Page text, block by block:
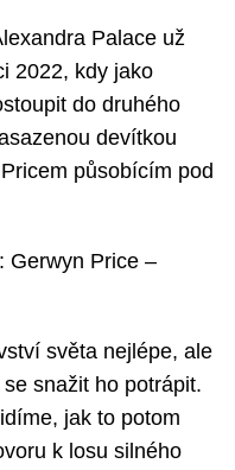
Palace už
2022, kdy jako
do druhého
devítkou
působícím pod
Gerwyn Price –
světa nejlépe, ale
snažit ho potrápit.
jak to potom
k losu silného